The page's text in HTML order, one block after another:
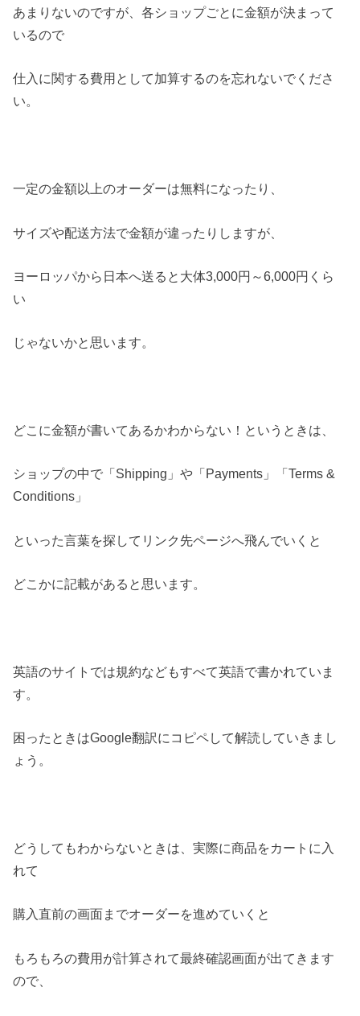
あまりないのですが、各ショップごとに金額が決まって
いるので
仕入に関する費用として加算するのを忘れないでくださ
い。
一定の金額以上のオーダーは無料になったり、
サイズや配送方法で金額が違ったりしますが、
ヨーロッパから日本へ送ると大体3,000円～6,000円くら
い
じゃないかと思います。
どこに金額が書いてあるかわからない！というときは、
ショップの中で「Shipping」や「Payments」「Terms &
Conditions」
といった言葉を探してリンク先ページへ飛んでいくと
どこかに記載があると思います。
英語のサイトでは規約などもすべて英語で書かれていま
す。
困ったときはGoogle翻訳にコピペして解読していきまし
ょう。
どうしてもわからないときは、実際に商品をカートに入
れて
購入直前の画面までオーダーを進めていくと
もろもろの費用が計算されて最終確認画面が出てきます
ので、